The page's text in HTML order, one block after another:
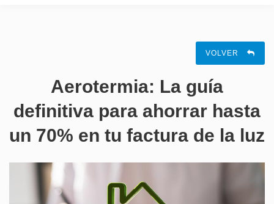
VOLVER
Aerotermia: La guía
definitiva para ahorrar hasta
un 70% en tu factura de la luz